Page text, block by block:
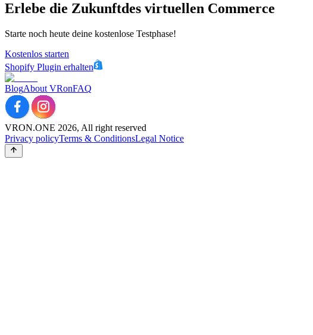
Erlebe die Zukunftdes virtuellen Commerce
Starte noch heute deine kostenlose Testphase!
Kostenlos starten
Shopify Plugin erhalten
BlogAbout VRonFAQ
VRON.ONE 2026, All right reserved
Privacy policyTerms & ConditionsLegal Notice